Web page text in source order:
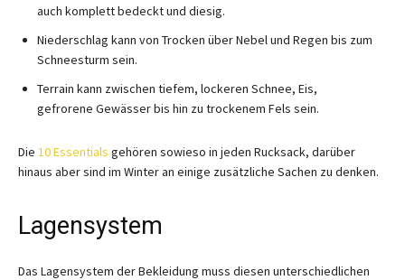
auch komplett bedeckt und diesig.
Niederschlag kann von Trocken über Nebel und Regen bis zum
Schneesturm sein.
Terrain kann zwischen tiefem, lockeren Schnee, Eis,
gefrorene Gewässer bis hin zu trockenem Fels sein.
Die 10 Essentials gehören sowieso in jeden Rucksack, darüber
hinaus aber sind im Winter an einige zusätzliche Sachen zu denken.
Lagensystem
Das Lagensystem der Bekleidung muss diesen unterschiedlichen